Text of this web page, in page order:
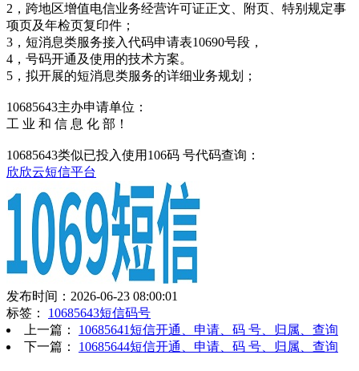
2，跨地区增值电信业务经营许可证正文、附页、特别规定事
项页及年检页复印件；
3，短消息类服务接入代码申请表10690号段，
4，号码开通及使用的技术方案。
5，拟开展的短消息类服务的详细业务规划；
10685643主办申请单位：
工 业 和 信 息 化 部！
10685643类似已投入使用106码 号代码查询：
欣欣云短信平台
发布时间：2026-06-23 08:00:01
标签： 10685643短信码号
上一篇： 10685641短信开通、申请、码 号、归属、查询
下一篇： 10685644短信开通、申请、码 号、归属、查询